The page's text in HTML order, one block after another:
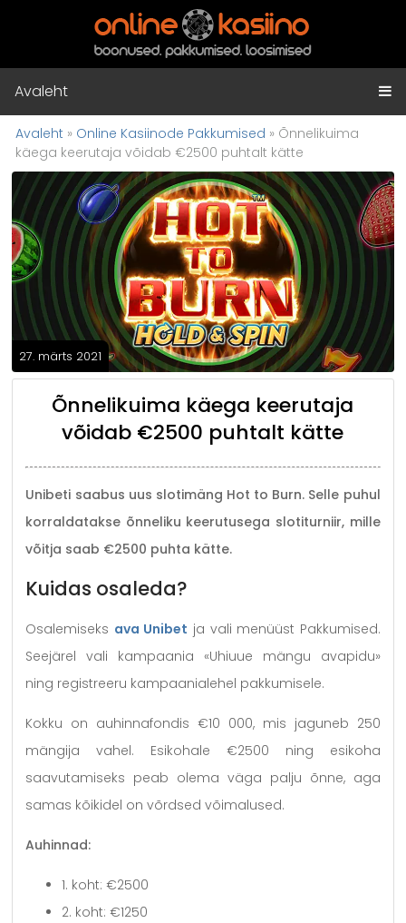
Avaleht
Avaleht » Online Kasiinode Pakkumised » Õnnelikuima
käega keerutaja võidab €2500 puhtalt kätte
27. märts 2021
Õnnelikuima käega keerutaja
võidab €2500 puhtalt kätte
Unibeti saabus uus slotimäng Hot to Burn. Selle puhul
korraldatakse õnneliku keerutusega slotiturniir, mille
võitja saab €2500 puhta kätte.
Kuidas osaleda?
Osalemiseks ava Unibet ja vali menüüst Pakkumised.
Seejärel vali kampaania «Uhiuue mängu avapidu»
ning registreeru kampaanialehel pakkumisele.
Kokku on auhinnafondis €10 000, mis jaguneb 250
mängija vahel. Esikohale €2500 ning esikoha
saavutamiseks peab olema väga palju õnne, aga
samas kõikidel on võrdsed võimalused.
Auhinnad:
1. koht: €2500
2. koht: €1250